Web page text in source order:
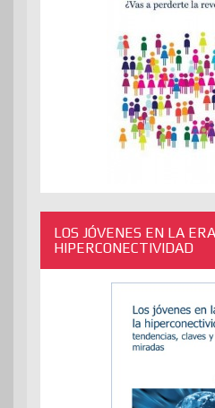
LOS JÓVENES EN LA
HIPERCONECTIVIDAD